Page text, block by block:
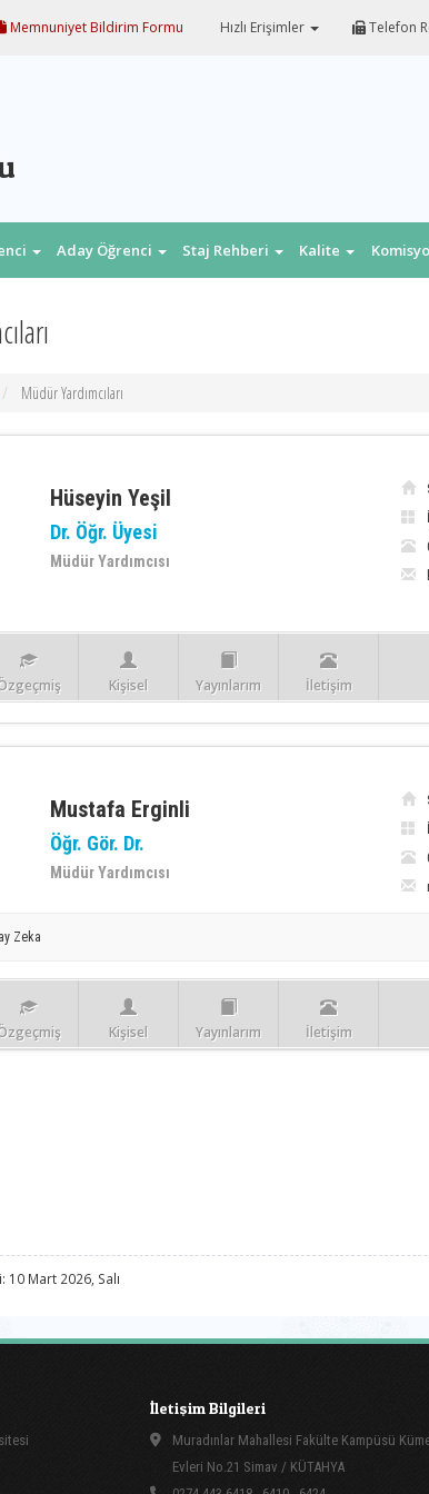
Memnuniyet Bildirim Formu Hızlı Erişimler Telefon
Aday Öğrenci Staj Rehberi Kalite
Müdür Yardımcıları
Hüseyin Yeşil
Dr. Öğr. Üyesi
Müdür Yardımcısı
Kişisel Yayınlarım İletişim
Mustafa Erginli
Öğr. Gör. Dr.
Müdür Yardımcısı
Zeka
Kişisel Yayınlarım İletişim
10 Mart 2026, Salı
İletişim Bilgileri
Muradınlar Mahallesi Fakülte Kampüsü
Evleri No.21 Simav / KÜTAHYA